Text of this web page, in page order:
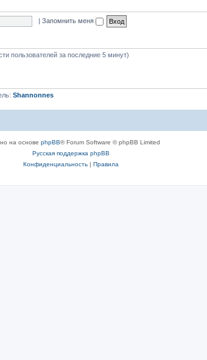
| Запомнить меня
пользователей за последние 5 минут)
Shannonnes
на основе phpBB® Forum Software © phpBB Limited
Русская поддержка phpBB
Конфиденциальность| Правила